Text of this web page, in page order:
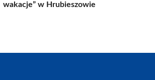
wakacje” w Hrubieszowie